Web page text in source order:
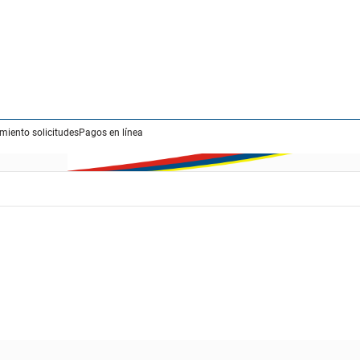
solicitudesPagos en línea